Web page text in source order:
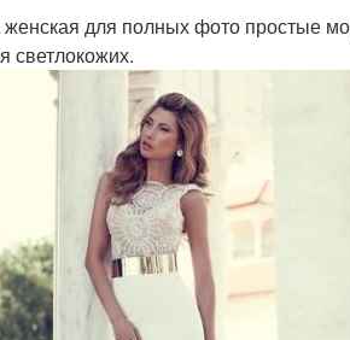
для полных фото простые
светлокожих.